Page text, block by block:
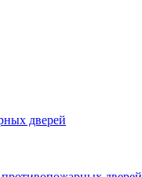
дверей